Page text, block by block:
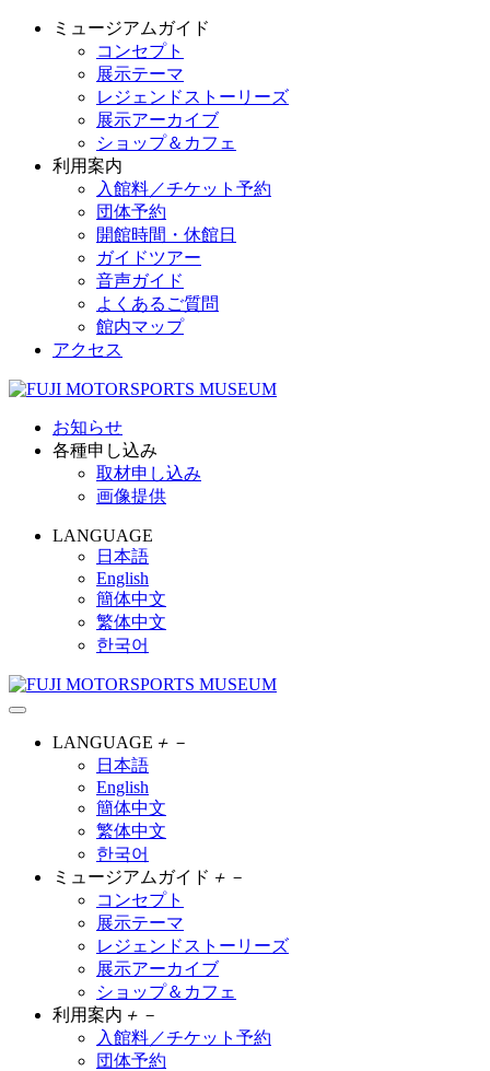
ミュージアムガイド
コンセプト
展示テーマ
レジェンドストーリーズ
展示アーカイブ
ショップ＆カフェ
利用案内
入館料／チケット予約
団体予約
開館時間・休館日
ガイドツアー
音声ガイド
よくあるご質問
館内マップ
アクセス
お知らせ
各種申し込み
取材申し込み
画像提供
LANGUAGE
日本語
English
簡体中文
繁体中文
한국어
LANGUAGE ＋ －
日本語
English
簡体中文
繁体中文
한국어
ミュージアムガイド ＋ －
コンセプト
展示テーマ
レジェンドストーリーズ
展示アーカイブ
ショップ＆カフェ
利用案内 ＋ －
入館料／チケット予約
団体予約